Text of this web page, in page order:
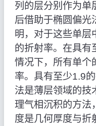
列的层分别作为单
后借助于椭圆偏光
明，对于这些单层
的折射率。在具有
情况下，所有单个
率。具有至少1.9
法是薄层领域的技
理气相沉积的方法
度是几何厚度与折